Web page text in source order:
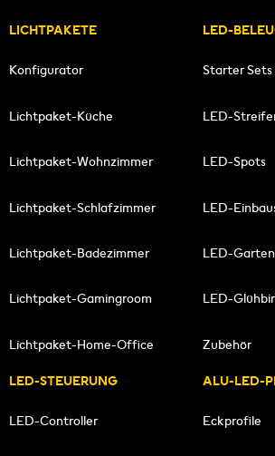
LICHTPAKETE
Konfigurator
Lichtpaket-Küche
Lichtpaket-Wohnzimmer
Lichtpaket-Schlafzimmer
Lichtpaket-Badezimmer
Lichtpaket-Gamingroom
Lichtpaket-Home-Office
LED-
Starter Sets
LED-
LED-Spots
LED-
LED-
LED-
Zubehör
LED-STEUERUNG
LED-Controller
ALU-LED-
Eckprofile